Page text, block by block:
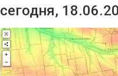
сегодня,